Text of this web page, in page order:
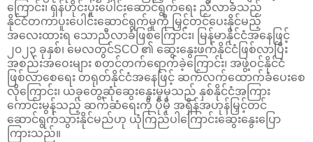
ကြောင်း၊ ရှန်ဟိုင်းပူးပေါင်းဆောင်ရွက်ရေး ညီလာခံသည်
နိုင်ငံတကာပူးပေါင်းဆောင်ရွက်မှုကို မြှင့်တင်ပေးနိုင်မည့်
အလေးထားရ သောညီလာခံဖြစ်ကြောင်း၊ မြန်မာနိုင်ငံအနေဖြင့်
၂၀၂၃ ခုနှစ်၊ မေလတွင်SCO ၏ ဆွေးနွေးဖက်နိုင်ငံဖြစ်လာပြီး
အစည်းအဝေးများ စတင်တက်ရောက်ခဲ့ကြောင်း၊ အဖွဲ့ဝင်နိုင်ငံ
ဖြစ်လာစေရေး တရုတ်နိုင်ငံအနေဖြင့် ဆက်လက်ထောက်ခံပေးစေ
လိုကြောင်း၊ ယခုတွေ့ဆုံဆွေးနွေးမှုမှသည် နှစ်နိုင်ငံအကြား
ကောင်းမွန်သည့် ဆက်ဆံရေးကို ပိုမို အရှိန်အဟုန်မြှင့်တင်
ဆောင်ရွက်သွားနိုင်မည်ဟု ယုံကြည်ပါကြောင်းဆွေးနွေးပြော
ကြားသည်။